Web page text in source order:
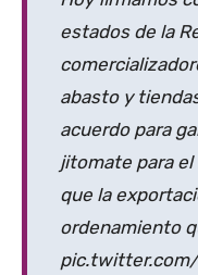
estados de la
abasto y
acuerdo para
jitomate para
que la
ordenamiento
pic.twitter.com/